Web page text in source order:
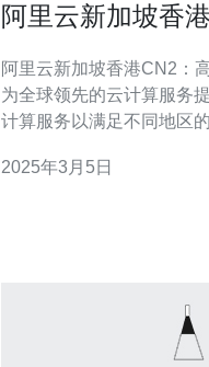
阿里云新加坡香
阿里云新加坡香港CN2：高速
为全球领先的云计算服务
计算服务以满足不同地区
和安全的云计算环境。 阿里云新加坡香港CN2采用了CN2
2025年3月5日